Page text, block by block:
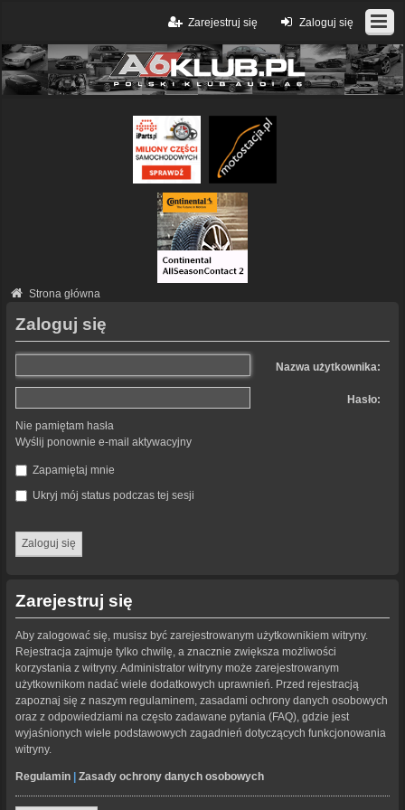
Zaloguj się
Zarejestruj się
Strona główna
Zaloguj się
Nazwa użytkownika:
Hasło:
Nie pamiętam hasła
Wyślij ponownie e-mail aktywacyjny
Zapamiętaj mnie
Ukryj mój status podczas tej sesji
Zarejestruj się
Aby zalogować się, musisz być zarejestrowanym użytkownikiem witryny.
Rejestracja zajmuje tylko chwilę, a znacznie zwiększa możliwości
korzystania z witryny. Administrator witryny może zarejestrowanym
użytkownikom nadać wiele dodatkowych uprawnień. Przed rejestracją
zapoznaj się z naszym regulaminem, zasadami ochrony danych osobowych
oraz z odpowiedziami na często zadawane pytania (FAQ), gdzie jest
wyjaśnionych wiele podstawowych zagadnień dotyczących funkcjonowania
witryny.
Regulamin Zasady ochrony danych osobowych